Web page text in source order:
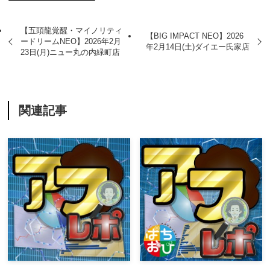
【五頭龍覚醒・マイノリティ
ードリームNEO】2026年2月
23日(月)ニュー丸の内緑町店
【BIG IMPACT NEO】2026
年2月14日(土)ダイエー氏家店
関連記事